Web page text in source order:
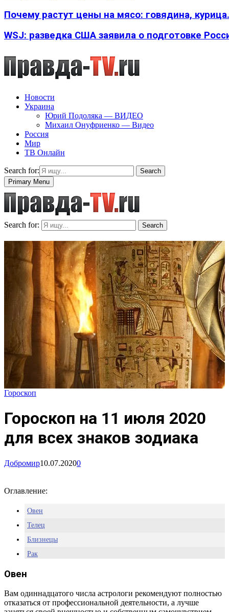
Почему растут цены на мясо: говядина,
WSJ: разведка США заявила о подготовке
Новости
Украина
Юрий Подоляка — ВИДЕО
Михаил Онуфриенко — Видео
Россия
Мир
ТВ Онлайн
Search for:
Search
Primary Menu
Search for: Search
Гороскоп
Гороскоп на 11 июля 2020
для всех знаков зодиака
Добромир10.07.20200
Оглавление:
Овен
Телец
Близнецы
Рак
Весы
Овен
Вам одиннадцатого числа астрологи рекомендуют полностью
отказаться от профессиональной деятельности, а лучше